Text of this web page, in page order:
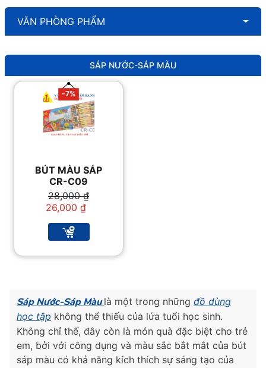
VĂN PHÒNG PHẨM
SÁP NƯỚC-SÁP MÀU
-7%
BÚT MÀU SÁP
CR-C09
28,000₫
Giá
gốc
28,000 ₫.
26,000 ₫
Giá
hiện
là:
26,000 ₫.
Sáp Nước-Sáp Màulà một trong những đồ dùng
học tập không thể thiếu của lứa tuổi học sinh.
Không chỉ thế, đây còn là món quà đặc biệt cho trẻ
em, bởi với công dụng và màu sắc bắt mắt của bút
sáp màu có khả năng kích thích sự sáng tạo của